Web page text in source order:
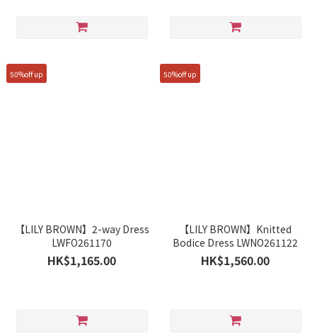
50%off up
【LILY BROWN】2-way Dress
LWFO261170
HK$1,165.00
50%off up
【LILY BROWN】Knitted
Bodice Dress LWNO261122
HK$1,560.00